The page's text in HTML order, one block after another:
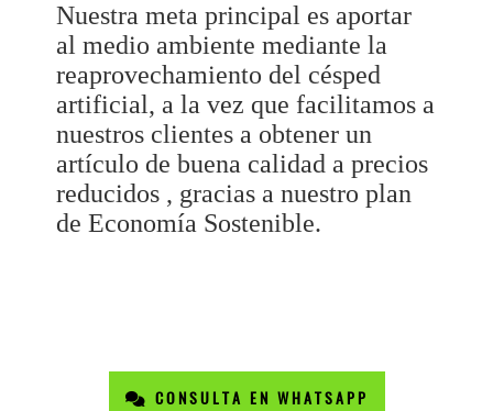
Nuestra meta principal es aportar
al medio ambiente mediante la
reaprovechamiento del césped
artificial, a la vez que facilitamos a
nuestros clientes a obtener un
artículo de buena calidad a precios
reducidos , gracias a nuestro plan
de Economía Sostenible.
CONSULTA EN WHATSAPP